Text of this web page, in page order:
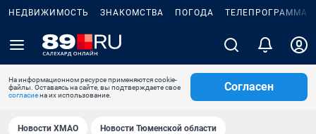
НЕДВИЖИМОСТЬ ЗНАКОМСТВА ПОГОДА ТЕЛЕПРОГРАММА
На информационном ресурсе применяются cookie-
файлы. Оставаясь на сайте, вы подтверждаете свое
согласиена их использование.
Согласен
Новости ХМАО Новости Тюменской области